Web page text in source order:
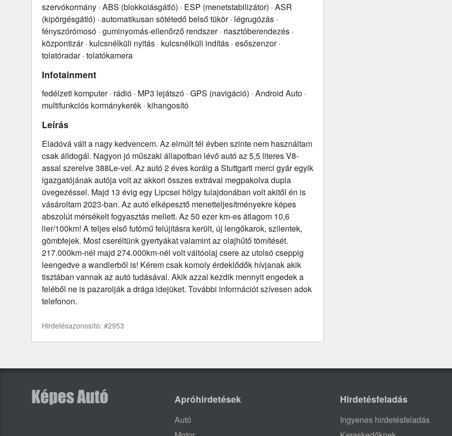
szervókormány · ABS (blokkolásgátló) · ESP (menetstabilizátor) · ASR
(kipörgésgátló) · automatikusan sötétedő belső tükör · légrugózás ·
fényszórómosó · guminyomás-ellenőrző rendszer · riasztóberendezés ·
központizár · kulcsnélküli nyitás · kulcsnélküli indítás · esőszenzor ·
tolatóradar · tolatókamera
Infotainment
fedélzeti komputer · rádió · MP3 lejátszó · GPS (navigáció) · Android Auto ·
multifunkciós kormánykerék · kihangosító
Leírás
Eladóvá vált a nagy kedvencem. Az elmúlt fél évben szinte nem használtam
csak álldogál. Nagyon jó műszaki állapotban lévő autó az 5,5 literes V8-
assal szerelve 388Le-vel. Az autó 2 éves koráig a Stuttgarti merci gyár egyik
igazgatójának autója volt az akkori összes extrával megpakolva dupla
üvegezéssel. Majd 13 évig egy Lipcsei hölgy tulajdonában volt akitől én is
vásároltam 2023-ban. Az autó elképesztő menetteljesítményekre képes
abszolút mérsékelt fogyasztás mellett. Az 50 ezer km-es átlagom 10,6
lier/100km! A teljes első futómű felújításra került, új lengőkarok, szilentek,
gömbfejek. Most cseréltünk gyertyákat valamint az olajhűtő tömítését.
217.000km-nél majd 274.000km-nél volt váltóolaj csere az utolsó cseppig
leengedve a wandlerből is! Kérem csak komoly érdeklődők hívjanak akik
tisztában vannak az autó tudásával. Akik azzal kezdik mennyit engedek a
feléből ne is pazarolják a drága idejüket. További információt szívesen adok
telefonon.
Hirdetésazonosító: #2953
Apróhirdetések
Autó
Hirdetésfeladás
Ingyenes hirdetésfeladás